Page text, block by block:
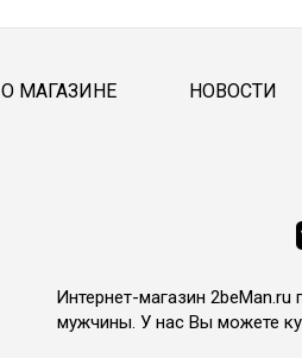
О МАГАЗИНЕ НОВОСТИ
Интернет-магазин
мужчины. У нас Вы можете